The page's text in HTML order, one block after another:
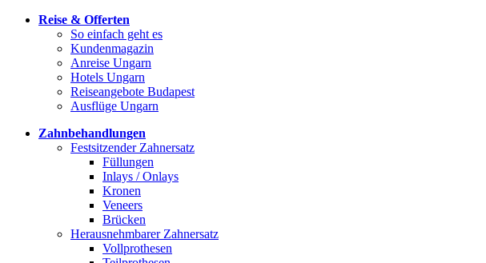
Reise & Offerten
So einfach geht es
Kundenmagazin
Anreise Ungarn
Hotels Ungarn
Reiseangebote Budapest
Ausflüge Ungarn
Zahnbehandlungen
Festsitzender Zahnersatz
Füllungen
Inlays / Onlays
Kronen
Veneers
Brücken
Herausnehmbarer Zahnersatz
Vollprothesen